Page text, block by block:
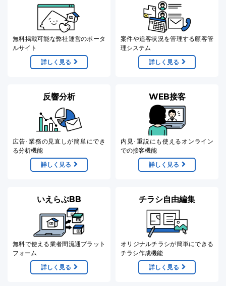
無料掲載可能な弊社運営のポータ
ルサイト
詳しく見る
案件や追客状況を管理する顧客管
理システム
詳しく見る
反響分析
広告･業務の見直しが簡単にでき
る分析機能
詳しく見る
WEB接客
内見･重説にも使える オンライン
での接客機能
詳しく見る
いえらぶBB
無料で使える業者間流通プラット
フォーム
詳しく見る
チラシ自由編集
オリジナルチラシが簡単にできる
チラシ作成機能
詳しく見る